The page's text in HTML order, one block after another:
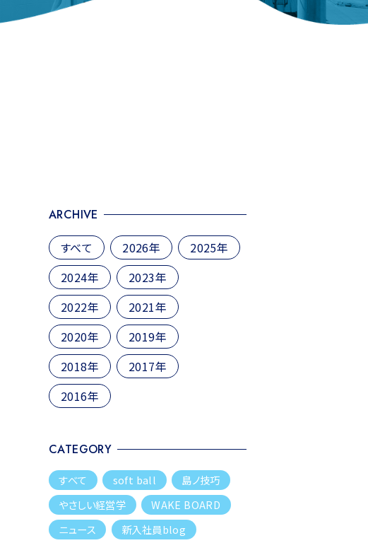
ARCHIVE
すべて 2026年
2025年
2024年
2023年
2022年
2021年
2020年
2019年
2018年
2017年
2016年
CATEGORY
すべて soft ball
島ノ技巧
やさしい経営学
WAKE BOARD
ニュース
新入社員blog